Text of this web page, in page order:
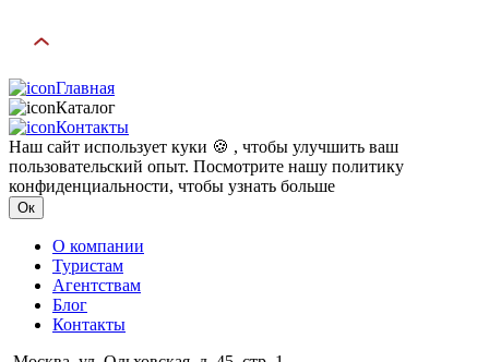
Главная
Каталог
Контакты
Наш сайт использует куки 🍪 , чтобы улучшить ваш
пользовательский опыт. Посмотрите нашу политику
конфиденциальности, чтобы узнать больше
Ок
О компании
Туристам
Агентствам
Блог
Контакты